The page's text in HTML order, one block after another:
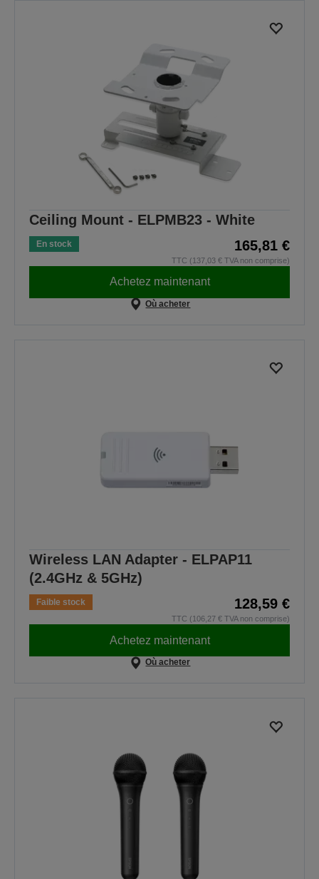
Ceiling Mount - ELPMB23 - White
En stock 165,81 €
TTC (137,03 € TVA non comprise)
Achetez maintenant
Où acheter
Wireless LAN Adapter - ELPAP11
(2.4GHz & 5GHz)
Faible stock 128,59 €
TTC (106,27 € TVA non comprise)
Achetez maintenant
Où acheter